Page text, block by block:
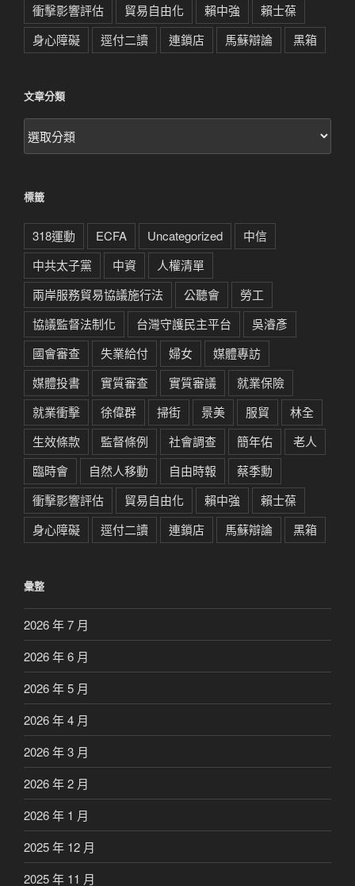
衝擊影響評估
貿易自由化 賴中強
賴士葆
身心障礙
逕付二讀 連鎖店 馬蘇辯論 黑箱
文章分類
文
章
標籤
318運動 ECFA Uncategorized
中信
中共太子黨
中資
人權清單
兩岸服務貿易協議施行法
公聽會
勞工
協議監督法制化
台灣守護民主平台
吳濬彥
國會審查
失業給付 婦女
媒體專訪
媒體投書
實質審查 實質審議
就業保險
就業衝擊
徐偉群 掃街 景美 服貿
林全
生效條款
監督條例 社會調查 簡年佑
老人
臨時會
自然人移動 自由時報
蔡季勳
衝擊影響評估
貿易自由化 賴中強
賴士葆
身心障礙
逕付二讀 連鎖店 馬蘇辯論 黑箱
彙整
2026 年 7 月
2026 年 6 月
2026 年 5 月
2026 年 4 月
2026 年 3 月
2026 年 2 月
2026 年 1 月
2025 年 12 月
2025 年 11 月